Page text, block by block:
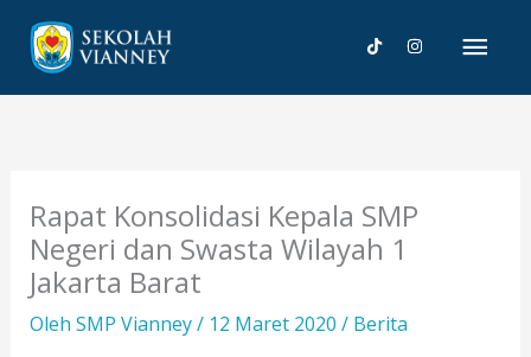
konten
Rapat Konsolidasi Kepala SMP
Negeri dan Swasta Wilayah 1
Jakarta Barat
Oleh SMP Vianney/ 12 Maret 2020 / Berita